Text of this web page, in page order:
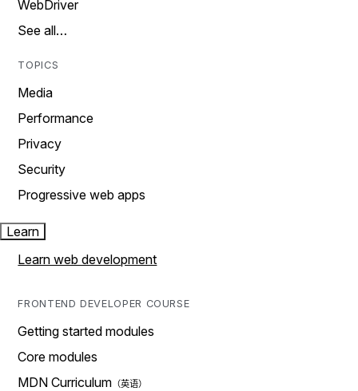
WebDriver
See all…
TOPICS
Media
Performance
Privacy
Security
Progressive web apps
Learn
Learn web development
FRONTEND DEVELOPER COURSE
Getting started modules
Core modules
MDN Curriculum